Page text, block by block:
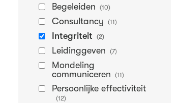
Begeleiden (10)
Consultancy (11)
Integriteit (2)
Leidinggeven (7)
Mondeling
communiceren
(11)
Persoonlijke effectiviteit
(12)